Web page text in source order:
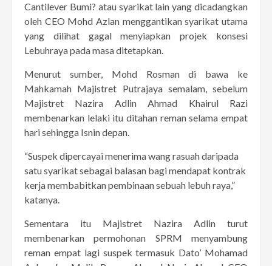
Cantilever Bumi? atau syarikat lain yang dicadangkan
oleh CEO Mohd Azlan menggantikan syarikat utama
yang dilihat gagal menyiapkan projek konsesi
Lebuhraya pada masa ditetapkan.
Menurut sumber, Mohd Rosman di bawa ke
Mahkamah Majistret Putrajaya semalam, sebelum
Majistret Nazira Adlin Ahmad Khairul Razi
membenarkan lelaki itu ditahan reman selama empat
hari sehingga Isnin depan.
“Suspek dipercayai menerima wang rasuah daripada
satu syarikat sebagai balasan bagi mendapat kontrak
kerja membabitkan pembinaan sebuah lebuh raya,”
katanya.
Sementara itu Majistret Nazira Adlin turut
membenarkan permohonan SPRM menyambung
reman empat lagi suspek termasuk Dato’ Mohamad